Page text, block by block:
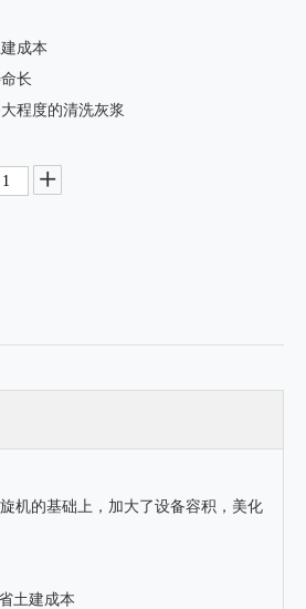
成本
长
程度的清洗灰浆
机的基础上，加大了设备容积，美化
土建成本